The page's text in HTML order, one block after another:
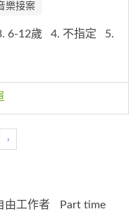
樂接案
6-12歲 4. 不指定
5.
›
由工作者 Part time